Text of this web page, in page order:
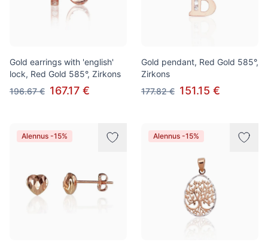
Gold earrings with 'english'
lock, Red Gold 585°, Zirkons
196.67 € 167.17 €
Gold pendant, Red Gold 585°,
Zirkons
177.82 € 151.15 €
Alennus -15% Alennus -15%